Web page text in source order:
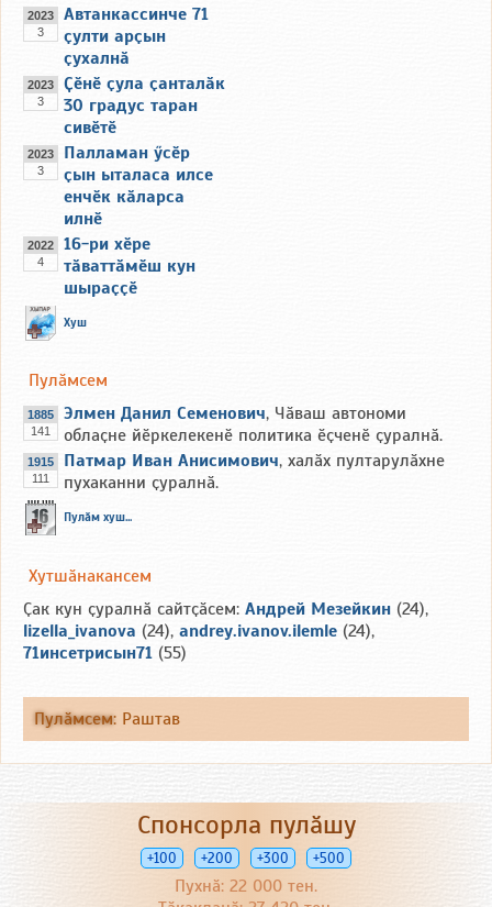
2023
3
Автанкассинче 71
ҫулти арҫын
ҫухалнӑ
2023
3
Ҫӗнӗ ҫула ҫанталӑк
30 градус таран
сивӗтӗ
2023
3
Палламан ӳсӗр
ҫын ыталаса илсе
енчӗк кӑларса
илнӗ
2022
4
16-ри хӗре
тӑваттӑмӗш кун
шыраҫҫӗ
Хуш
Пулӑмсем
1885
141
Элмен Данил Семенович, Чӑваш автономи
облаҫне йӗркелекенӗ политика ӗҫченӗ ҫуралнӑ.
1915
111
Патмар Иван Анисимович, халӑх пултарулӑхне
пухаканни ҫуралнӑ.
Пулӑм хуш...
Хутшӑнакансем
Ҫак кун ҫуралнӑ сайтҫӑсем: Андрей Мезейкин (24),
lizella_ivanova (24), andrey.ivanov.ilemle (24),
71инсетрисын71 (55)
Пулӑмсем: Раштав
Спонсорла пулӑшу
+100 +200 +300 +500
Пухнӑ: 22 000 тен.